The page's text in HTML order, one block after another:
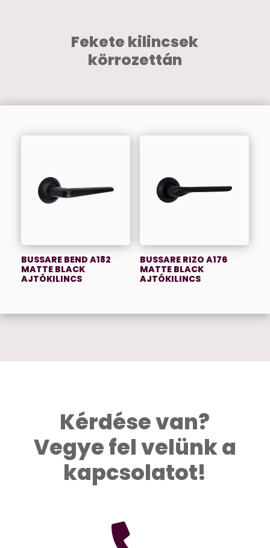
Fekete kilincsek
körrozettán
BUSSARE BEND A182
MATTE BLACK
AJTÓKILINCS
BUSSARE RIZO A176
MATTE BLACK
AJTÓKILINCS
Kérdése van?
Vegye fel velünk a
kapcsolatot!